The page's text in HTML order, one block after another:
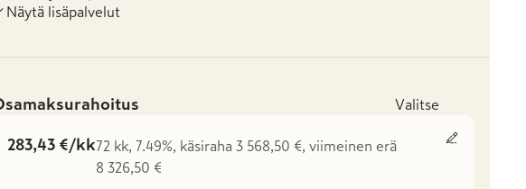
Näytä lisäpalvelut
Valitse
283,43 €/kk72 kk, 7.49%, käsiraha 3 568,50 €, viimeinen erä
8 326,50 €